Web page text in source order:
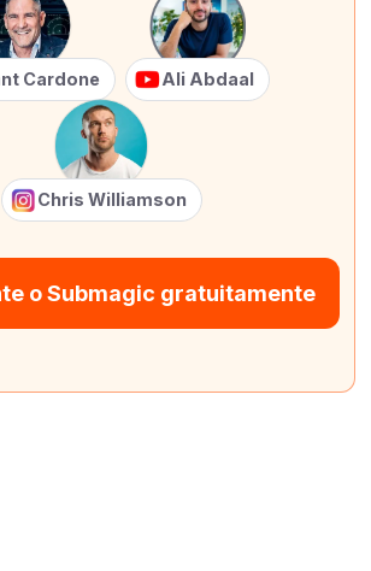
Cardone Ali Abdaal
Chris Williamson
o Submagic gratuitamente